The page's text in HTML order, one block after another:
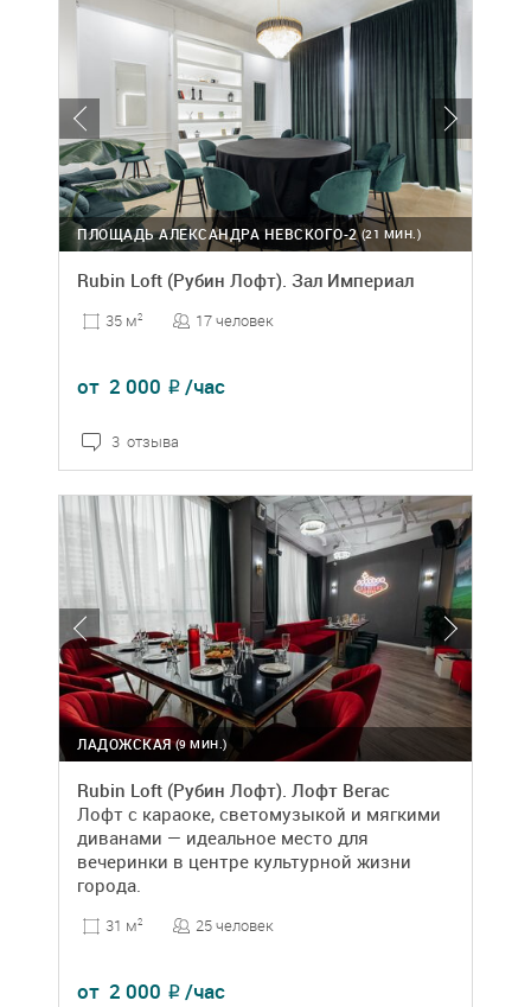
(21 МИН.)
ПЛОЩАДЬ АЛЕКСАНДРА НЕВСКОГО-2
Rubin Loft (Рубин Лофт). Зал Империал
35 м2 17 человек
от 2 000 ₽ /час
3 отзыва
(9 МИН.)
ЛАДОЖСКАЯ
Rubin Loft (Рубин Лофт). Лофт Вегас
Лофт с караоке, светомузыкой и мягкими
диванами — идеальное место для
вечеринки в центре культурной жизни
города.
31 м2 25 человек
от 2 000 ₽ /час